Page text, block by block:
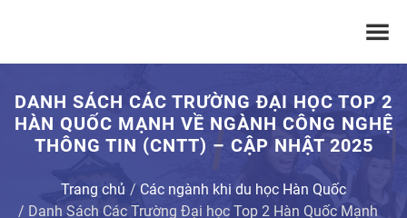
DANH SÁCH CÁC TRƯỜNG ĐẠI HỌC TOP 2
HÀN QUỐC MẠNH VỀ NGÀNH CÔNG NGHỆ
THÔNG TIN (CNTT) – CẬP NHẬT 2025
Trang chủ
Các ngành khi du học Hàn Quốc
Danh Sách Các Trường Đại học Top 2 Hàn Quốc Mạnh